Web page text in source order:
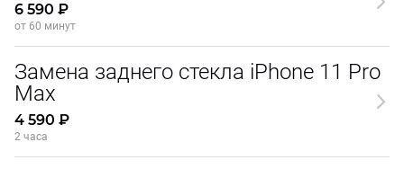
6 590 ₽
от 60 минут
Замена заднего стекла iPhone 11 Pro
Max
4 590 ₽
2 часа